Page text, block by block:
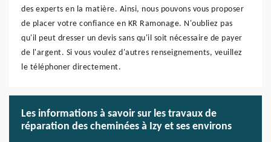
des experts en la matière. Ainsi, nous pouvons vous proposer
de placer votre confiance en KR Ramonage. N'oubliez pas
qu'il peut dresser un devis sans qu'il soit nécessaire de payer
de l'argent. Si vous voulez d'autres renseignements, veuillez
le téléphoner directement.
Les informations à savoir sur les travaux de
réparation des cheminées à Izy et ses environs